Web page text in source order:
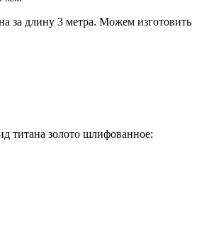
за длину 3 метра. Можем изготовить
титана золото шлифованное: